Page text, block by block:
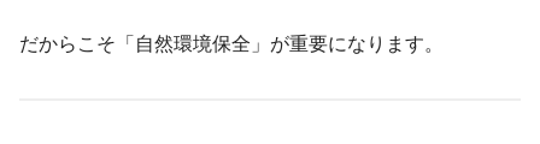
だからこそ「自然環境保全」が重要になります。